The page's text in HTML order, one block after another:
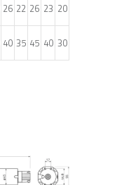
26 22 26 23 20
40 35 45 40 30